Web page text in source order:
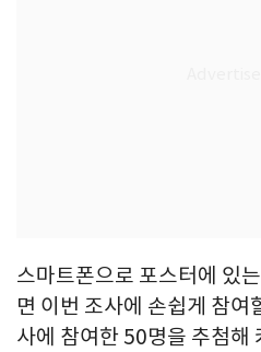
스마트폰으로 포스터에 있
면 이번 조사에 손쉽게 참여
사에 참여한 50명을 추첨해